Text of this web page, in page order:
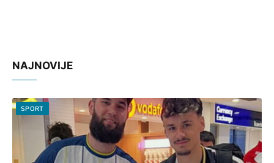
NAJNOVIJE
SPORT